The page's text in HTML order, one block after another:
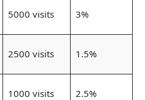
5000 visits 3%
2500 visits 1.5%
1000 visits 2.5%